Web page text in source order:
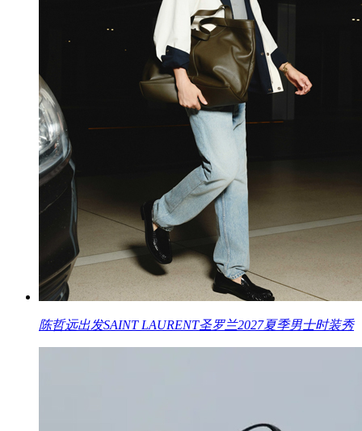
陈哲远出发SAINT LAURENT圣罗兰2027夏季男士时装秀